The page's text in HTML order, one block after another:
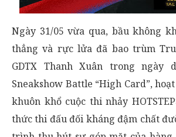
Ngày 31/05 vừa qua, bầu không
thẳng và rực lửa đã bao trùm
GDTX Thanh Xuân trong ngày
Sneakshow Battle “High Card”,
khuôn khổ cuộc thi nhảy
thức thi đấu đối kháng đậm chất